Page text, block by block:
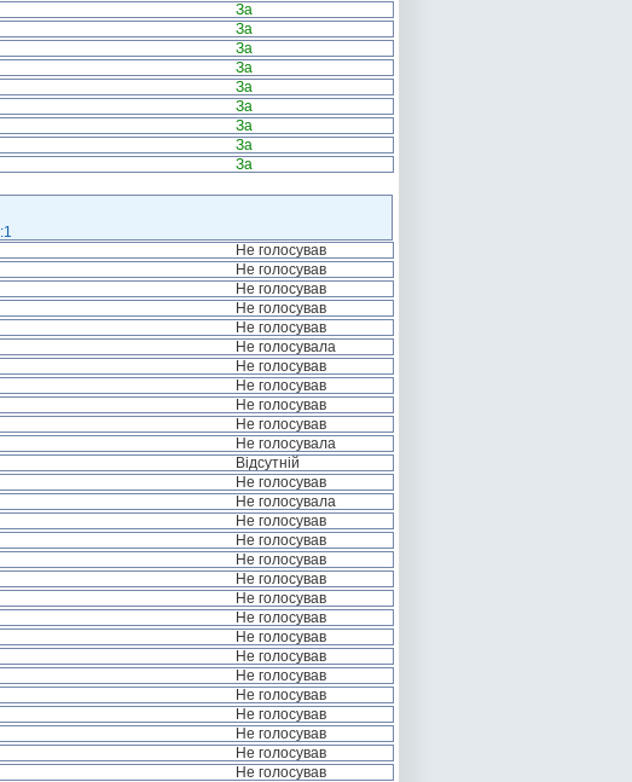
За
За
За
За
За
За
За
За
За
Не голосував
Не голосував
Не голосував
Не голосував
Не голосував
Не голосувала
Не голосував
Не голосував
Не голосував
Не голосував
Не голосувала
Відсутній
Не голосував
Не голосувала
Не голосував
Не голосував
Не голосував
Не голосував
Не голосував
Не голосував
Не голосував
Не голосував
Не голосував
Не голосував
Не голосував
Не голосував
Не голосував
Не голосував